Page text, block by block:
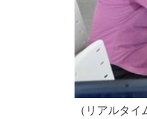
（リアルタ